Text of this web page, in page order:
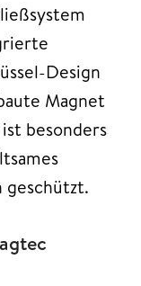
Design
Magnet
besonders